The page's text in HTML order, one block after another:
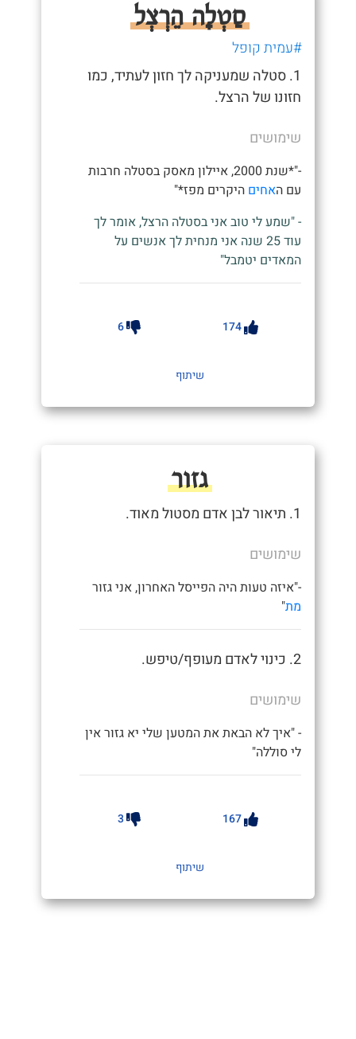
סַטְלָה הֵרְצְל
#עמית קופל
1. סטלה שמעניקה לך חזון לעתיד, כמו
חזונו של הרצל.
שימושים
-"*שנת 2000, איילון מאסק בסטלה חרבות
עם האחים היקרים מפז*"
- "שמע לי טוב אני בסטלה הרצל, אומר לך
עוד 25 שנה אני מנחית לך אנשים על
המאדים יטמבל"
174
6
שיתוף
גזור
1. תיאור לבן אדם מסטול מאוד.
שימושים
-"איזה טעות היה הפייסל האחרון, אני גזור
מת"
2. כינוי לאדם מעופף/טיפש.
שימושים
- "איך לא הבאת את המטען שלי יא גזור אין
לי סוללה"
167
3
שיתוף